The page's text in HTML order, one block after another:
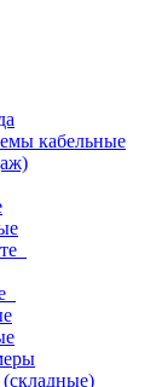
кабельные